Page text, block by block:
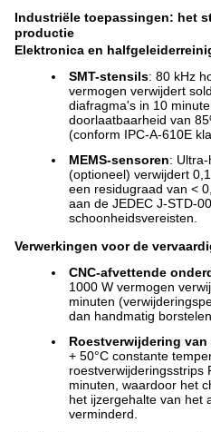
Industriële toepassingen: het
productie
Elektronica en
SMT-stensils: 80 kHz
vermogen verwijdert
diafragma's in 10
doorlaatbaarheid van
(conform IPC-A-610E
MEMS-sensoren:
(optioneel) verwijdert
een residugraad van <
aan de JEDEC J-STD-
schoonheidsvereisten.
Verwerkingen voor de
CNC-afvettende
1000 W vermogen
minuten
dan handmatig borstelen.
Roestverwijdering van
+ 50°C constante
roestverwijderingsstrips
minuten, waardoor het
het ijzergehalte van het
verminderd.